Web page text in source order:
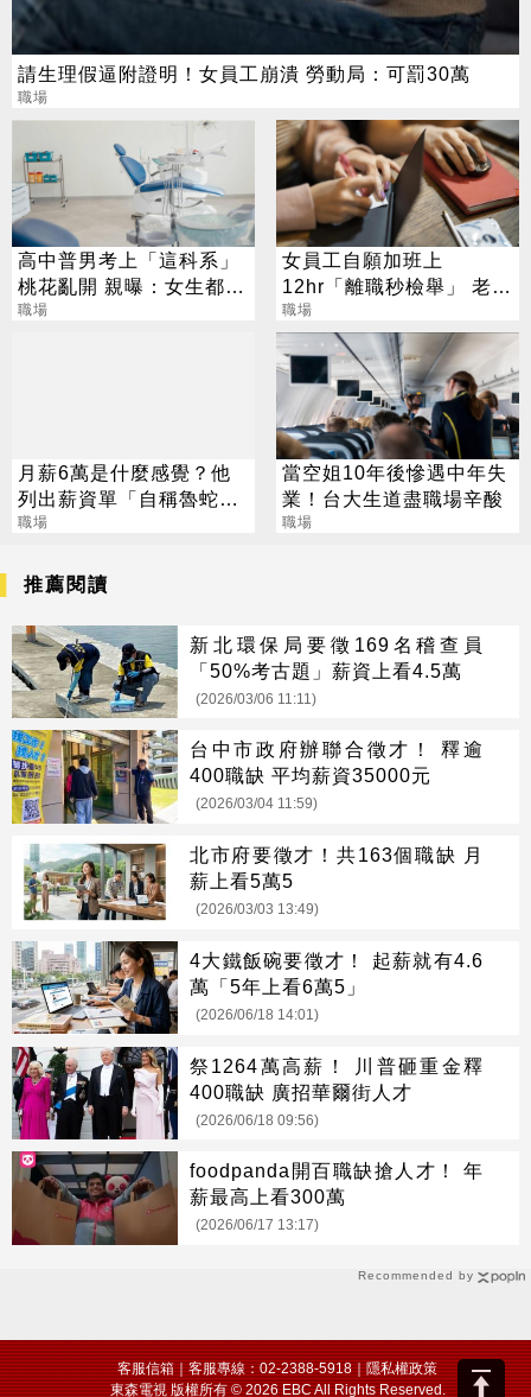
請生理假逼附證明！女員工崩潰 勞動局：可罰30萬
職場
高中普男考上「這科系」
桃花亂開 親曝：女生都很
主動
職場
女員工自願加班上
12hr「離職秒檢舉」 老闆
曝對話：好不甘心
職場
月薪6萬是什麼感覺？他
列出薪資單「自稱魯蛇」
被網友罵翻
職場
當空姐10年後慘遇中年失
業！台大生道盡職場辛酸
職場
Recommended by
推薦閱讀
新北環保局要徵169名稽查員
「50%考古題」薪資上看4.5萬
(2026/03/06 11:11)
台中市政府辦聯合徵才！ 釋逾
400職缺 平均薪資35000元
(2026/03/04 11:59)
北市府要徵才！共163個職缺 月
薪上看5萬5
(2026/03/03 13:49)
4大鐵飯碗要徵才！ 起薪就有4.6
萬「5年上看6萬5」
(2026/06/18 14:01)
祭1264萬高薪！ 川普砸重金釋
400職缺 廣招華爾街人才
(2026/06/18 09:56)
foodpanda開百職缺搶人才！ 年
薪最高上看300萬
(2026/06/17 13:17)
客服信箱｜客服專線：02-2388-5918｜隱私權政策
東森電視 版權所有 © 2026 EBC All Rights Reserved.